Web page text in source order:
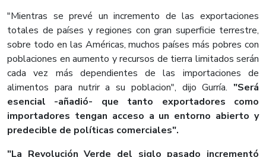
"Mientras se prevé un incremento de las exportaciones
totales de países y regiones con gran superficie terrestre,
sobre todo en las Américas, muchos países más pobres con
poblaciones en aumento y recursos de tierra limitados serán
cada vez más dependientes de las importaciones de
alimentos para nutrir a su poblacion", dijo Gurría. "Será
esencial -añadió- que tanto exportadores como
importadores tengan acceso a un entorno abierto y
predecible de políticas comerciales".
"La Revolución Verde del siglo pasado incrementó